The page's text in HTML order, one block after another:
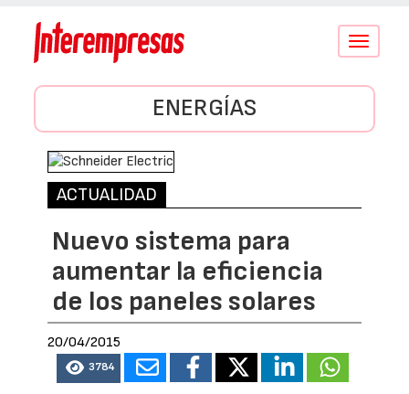
Conmutar
ENERGÍAS
ACTUALIDAD
Nuevo sistema para
aumentar la eficiencia
de los paneles solares
20/04/2015
3784